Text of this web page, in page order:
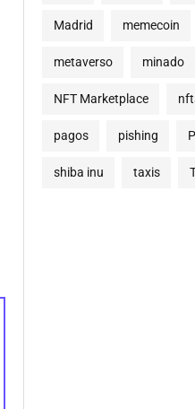
Madrid memecoin
metaverso minado
NFT Marketplace
pagos pishing
shiba inu taxis